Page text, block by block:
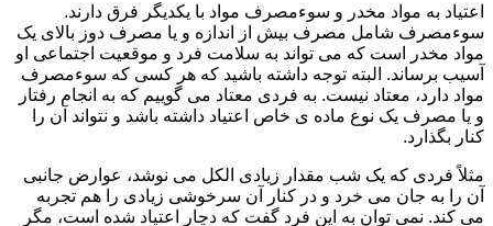
اعتیاد به مواد مخدر و سوءمصرف مواد با یکدیگر فرق دارند.
سوءمصرف شامل مصرف بیش از اندازه و یا مصرف دوز بالای یک
مواد مخدر است که می تواند به سلامت فرد و موقعیت اجتماعی او
آسیب برساند. البته توجه داشته باشید که هر کسی که سوءمصرف
مواد دارد، معتاد نیست. به فردی معتاد می گوییم که به انجام رفتار
و یا مصرف یک نوع ماده ی خاص اعتیاد داشته باشد و نتواند آن را
کنار بگذارد.
مثلاً فردی که یک شب مقدار زیادی الکل می نوشد، عوارض جانبی
آن را به جان می خرد و در کنار آن سرخوشی زیادی را هم تجربه
می کند. نمی توان به این فرد گفت که دچار اعتیاد شده است، مگر